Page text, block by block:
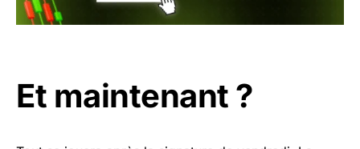
Et maintenant ?